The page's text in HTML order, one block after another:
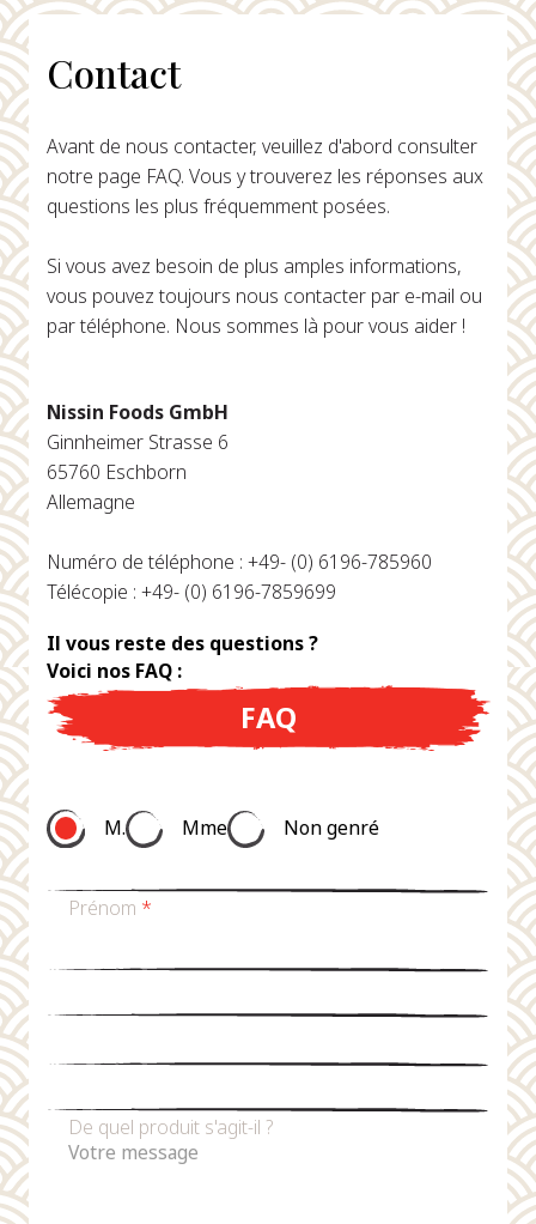
Contact
Avant de nous contacter, veuillez d'abord consulter
notre page FAQ. Vous y trouverez les réponses aux
questions les plus fréquemment posées.
Si vous avez besoin de plus amples informations,
vous pouvez toujours nous contacter par e-mail ou
par téléphone. Nous sommes là pour vous aider !
Nissin Foods GmbH
Ginnheimer Strasse 6
65760 Eschborn
Allemagne
Numéro de téléphone : +49- (0) 6196-785960
Télécopie : +49- (0) 6196-7859699
Il vous reste des questions ?
Voici nos FAQ :
FAQ
M. Mme Non genré
Prénom *
De quel produit s'agit-il ?